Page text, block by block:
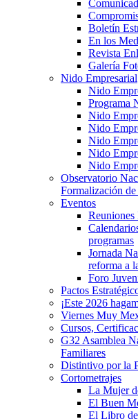
Boletín
En los
Revista
Galería
Nido Empresarial
Nido
Programa
Nido
Nido
Nido
Nido
Nido
Observatorio
Formalización
Eventos
Reuniones
programas
Jornada
reforma a
Foro
Pactos
¡Este 2026
Viernes Muy
Cursos,
G32 Asamblea
Familiares
Distintivo por la
Cortometrajes
La Mujer
El Buen
El Libro